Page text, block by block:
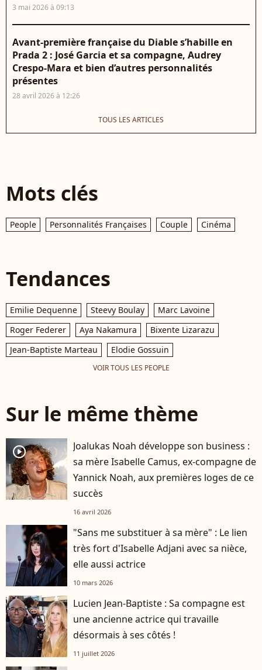
3 mai 2026 à 09:13
Avant-première française du Diable s’habille en
Prada 2 : José Garcia et sa compagne, Audrey
Crespo-Mara et bien d’autres personnalités
présentes
28 avril 2026 à 12:26
TOUS LES ARTICLES
Mots clés
People Personnalités Françaises Couple Cinéma
Tendances
Emilie Dequenne Steevy Boulay
Marc Lavoine
Roger Federer
Aya Nakamura
Bixente Lizarazu
Jean-Baptiste Marteau
Elodie Gossuin
VOIR TOUS LES PEOPLE
Sur le même thème
player2
Joalukas Noah développe son business :
sa mère Isabelle Camus, ex-compagne de
Yannick Noah, aux premières loges de ce
succès
16 avril 2026
"Sans me substituer à sa mère" : Le lien
très fort d'Isabelle Adjani avec sa nièce,
elle aussi actrice
10 mars 2026
Lucien Jean-Baptiste : Sa compagne est
une ancienne actrice qui travaille
désormais à ses côtés !
11 juillet 2026